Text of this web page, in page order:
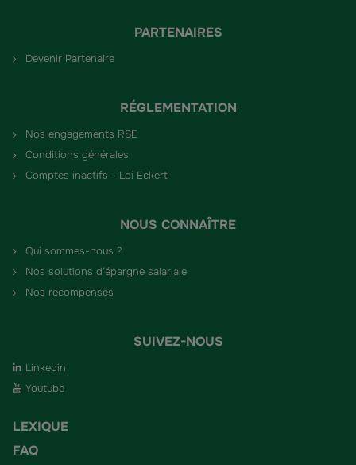
PARTENAIRES
Devenir Partenaire
RÉGLEMENTATION
Nos engagements RSE
Conditions générales
Comptes inactifs - Loi Eckert
NOUS CONNAÎTRE
Qui sommes-nous ?
Nos solutions d’épargne salariale
Nos récompenses
SUIVEZ-NOUS
Linkedin
Youtube
LEXIQUE
FAQ